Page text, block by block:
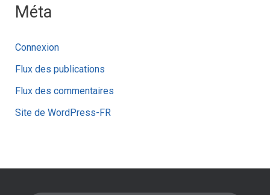
Méta
Connexion
Flux des publications
Flux des commentaires
Site de WordPress-FR